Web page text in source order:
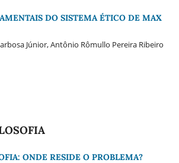
DO SISTEMA ÉTICO DE MAX
Júnior, Antônio Rômullo Pereira Ribeiro
ONDE RESIDE O PROBLEMA?